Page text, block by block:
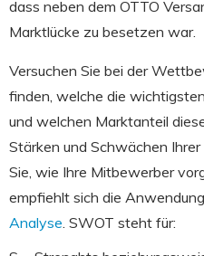
dass neben dem OTTO
Marktlücke zu besetzen war.
Versuchen Sie bei der
finden, welche die
und welchen Marktanteil
Stärken und Schwächen
Sie, wie Ihre Mitbewerber
empfiehlt sich die
Analyse . SWOT steht für: